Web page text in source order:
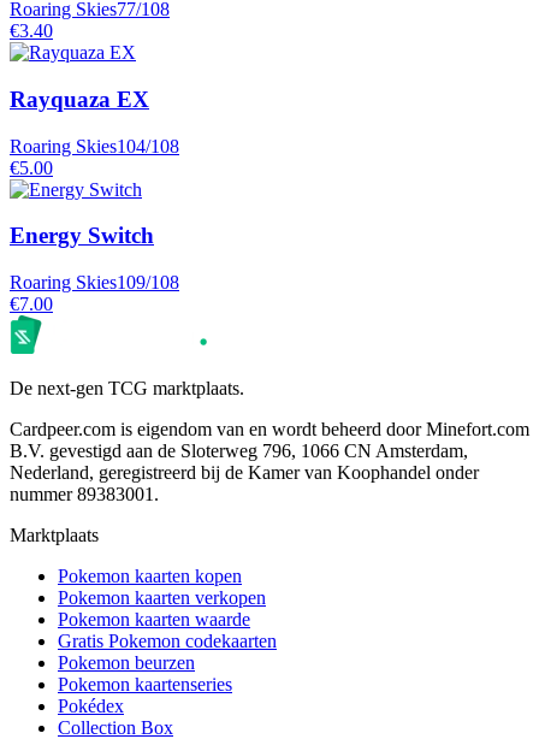
Roaring Skies77/108
€3.40
Rayquaza EX
Roaring Skies104/108
€5.00
Energy Switch
Roaring Skies109/108
€7.00
De next-gen TCG marktplaats.
Cardpeer.com is eigendom van en wordt beheerd door Minefort.com
B.V. gevestigd aan de Sloterweg 796, 1066 CN Amsterdam,
Nederland, geregistreerd bij de Kamer van Koophandel onder
nummer 89383001.
Marktplaats
Pokemon kaarten kopen
Pokemon kaarten verkopen
Pokemon kaarten waarde
Gratis Pokemon codekaarten
Pokemon beurzen
Pokemon kaartenseries
Pokédex
Collection Box